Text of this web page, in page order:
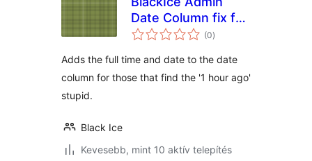
Date Column fix for
WooCommerce
(0értékelés
összesen
)
Adds the full time and date to the date
column for those that find the '1 hour ago'
stupid.
Black Ice
Kevesebb, mint 10 aktív telepítés